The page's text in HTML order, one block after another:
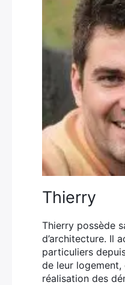
Thierry
Thierry possède
d’architecture. Il
particuliers
de leur logement,
réalisation des